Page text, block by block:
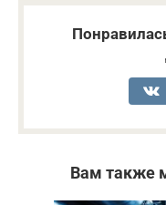
Вам также